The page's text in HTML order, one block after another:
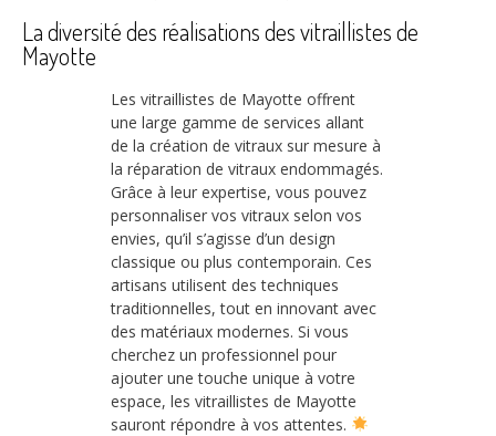
La diversité des réalisations des vitraillistes de
Mayotte
Les vitraillistes de Mayotte offrent
une large gamme de services allant
de la création de vitraux sur mesure à
la réparation de vitraux endommagés.
Grâce à leur expertise, vous pouvez
personnaliser vos vitraux selon vos
envies, qu’il s’agisse d’un design
classique ou plus contemporain. Ces
artisans utilisent des techniques
traditionnelles, tout en innovant avec
des matériaux modernes. Si vous
cherchez un professionnel pour
ajouter une touche unique à votre
espace, les vitraillistes de Mayotte
sauront répondre à vos attentes.